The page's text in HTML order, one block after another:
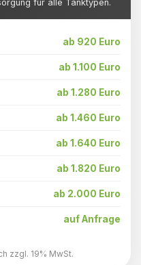
für alle Tanktypen.
ab 920 Euro
ab 1.100 Euro
ab 1.280 Euro
ab 1.460 Euro
ab 1.640 Euro
ab 1.820 Euro
ab 2.000 Euro
auf Anfrage
zzgl. 19% MwSt.